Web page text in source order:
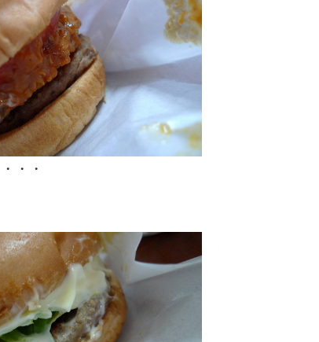
・・